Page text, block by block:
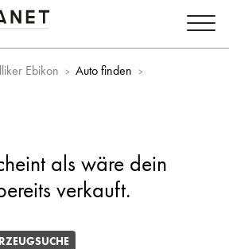
Ebikon
Auto finden
als wäre dein
verkauft.